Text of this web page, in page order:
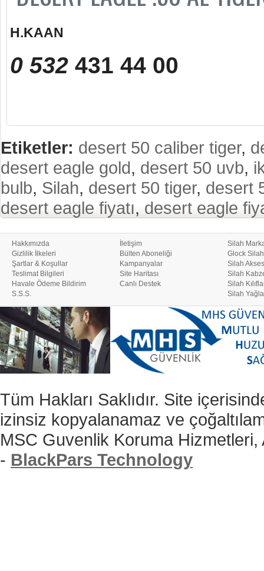
H.KAAN
0 532 431 44 00
Etiketler: desert 50 caliber tiger,
desert eagle gold, desert 50 uvb,
bulb, Silah, desert 50 tiger, desert
desert eagle fiyatı, desert eagle
Hakkımızda
Gizlilik İlkeleri
Şartlar & Koşullar
Teslimat Bilgileri
Havale Ödeme Bildirim
S.S.S.
İletişim
Bülten Aboneliği
Kampanyalar
Site Haritası
Canlı Destek
Silah
Glock
Silah
Silah
Silah
Silah
Tüm Hakları Saklıdır. Site
izinsiz kopyalanamaz ve
MSC Guvenlik Koruma
- BlackPars Technology